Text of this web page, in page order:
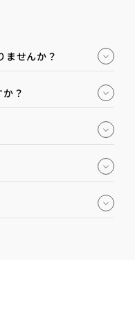
ませんか？
？